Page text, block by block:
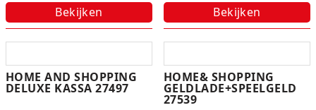
Bekijken
Bekijken
HOME AND SHOPPING
DELUXE KASSA 27497
HOME& SHOPPING
GELDLADE+SPEELGELD
27539